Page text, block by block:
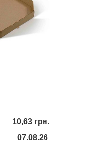
10,63 грн.
07.08.26